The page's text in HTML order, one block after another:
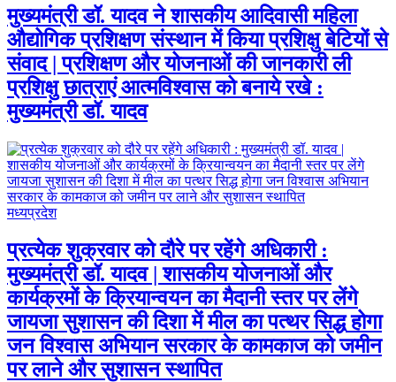
मुख्यमंत्री डॉ. यादव ने शासकीय आदिवासी महिला
औद्योगिक प्रशिक्षण संस्थान में किया प्रशिक्षु बेटियों से
संवाद | प्रशिक्षण और योजनाओं की जानकारी ली
प्रशिक्षु छात्राएं आत्मविश्वास को बनाये रखे :
मुख्यमंत्री डॉ. यादव
मध्यप्रदेश
प्रत्येक शुक्रवार को दौरे पर रहेंगे अधिकारी :
मुख्यमंत्री डॉ. यादव | शासकीय योजनाओं और
कार्यक्रमों के क्रियान्वयन का मैदानी स्तर पर लेंगे
जायजा सुशासन की दिशा में मील का पत्थर सिद्ध होगा
जन विश्वास अभियान सरकार के कामकाज को जमीन
पर लाने और सुशासन स्थापित